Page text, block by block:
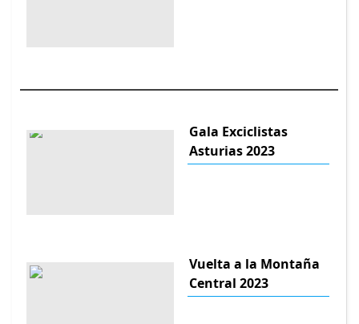
Gala Exciclistas
Asturias 2023
Vuelta a la Montaña
Central 2023